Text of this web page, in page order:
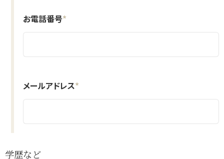
お電話番号*
メールアドレス*
学歴など